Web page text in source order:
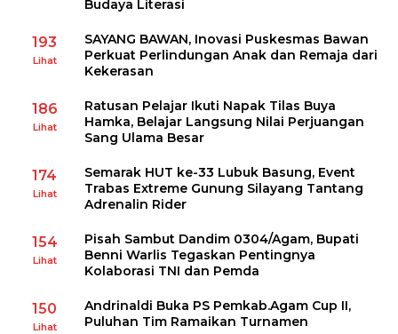
Budaya Literasi
193
Lihat
SAYANG BAWAN, Inovasi Puskesmas Bawan
Perkuat Perlindungan Anak dan Remaja dari
Kekerasan
186
Lihat
Ratusan Pelajar Ikuti Napak Tilas Buya
Hamka, Belajar Langsung Nilai Perjuangan
Sang Ulama Besar
174
Lihat
Semarak HUT ke-33 Lubuk Basung, Event
Trabas Extreme Gunung Silayang Tantang
Adrenalin Rider
154
Lihat
Pisah Sambut Dandim 0304/Agam, Bupati
Benni Warlis Tegaskan Pentingnya
Kolaborasi TNI dan Pemda
150
Lihat
Andrinaldi Buka PS Pemkab.Agam Cup II,
Puluhan Tim Ramaikan Turnamen